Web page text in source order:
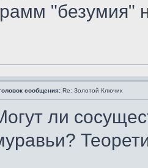
"безумия"
сообщения: Re: Золотой Ключик
ли